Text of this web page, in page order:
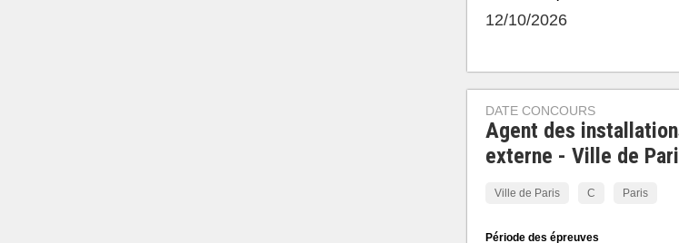
12/10/2026
DATE CONCOURS
Agent des
externe - Ville de
Ville de Paris C Paris
Période des épreuves